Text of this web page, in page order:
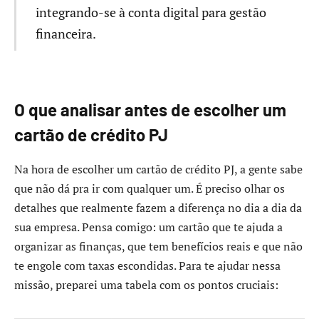
integrando-se à conta digital para gestão
financeira.
O que analisar antes de escolher um
cartão de crédito PJ
Na hora de escolher um cartão de crédito PJ, a gente sabe
que não dá pra ir com qualquer um. É preciso olhar os
detalhes que realmente fazem a diferença no dia a dia da
sua empresa. Pensa comigo: um cartão que te ajuda a
organizar as finanças, que tem benefícios reais e que não
te engole com taxas escondidas. Para te ajudar nessa
missão, preparei uma tabela com os pontos cruciais: